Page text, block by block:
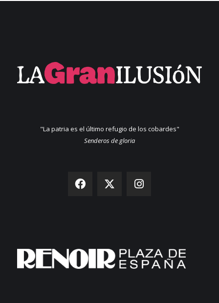
"La patria es el último refugio de los cobardes"
Senderos de gloria